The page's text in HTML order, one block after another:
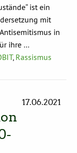
ist ein
mit
in
ihre …
, Rassismus
17.06.2021